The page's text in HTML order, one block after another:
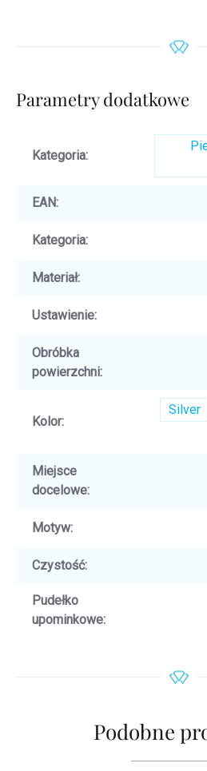
Parametry dodatkowe
Kategoria:
EAN:
Kategoria:
Materiał:
Ustawienie:
Obróbka
powierzchni:
Kolor:
Silver
Miejsce
docelowe:
Motyw:
Czystość:
Pudełko
upominkowe:
Podobne